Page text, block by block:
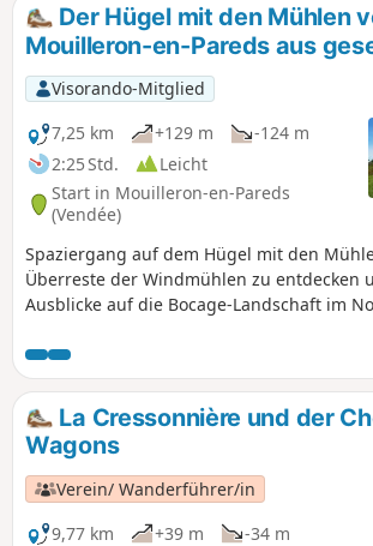
Der Hügel mit den Mühlen
Mouilleron-en-Pareds aus
Visorando-Mitglied
7,25 km
+129 m
-124 m
2:25 Std.
Leicht
Start in Mouilleron-en-Pareds
(Vendée)
Spaziergang auf dem Hügel mit den
Überreste der Windmühlen zu entdecken
Ausblicke auf die Bocage-Landschaft im
Ebene im Süden bis zum Wald von
La Cressonnière und der
Wagons
Verein/ Wanderführer/in
9,77 km
+39 m
-34 m